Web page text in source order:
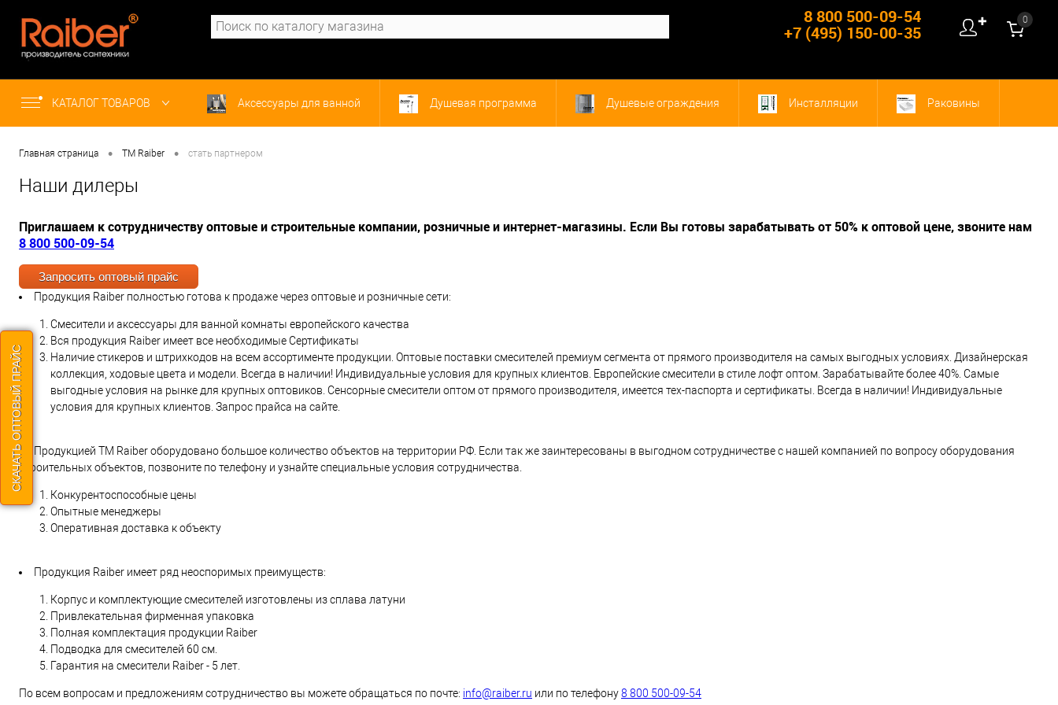
8 800 500-09-54
+7 (495) 150-00-35
✚ 0
КАТАЛОГ ТОВАРОВ Аксессуары для ванной Душевая программа Душевые ограждения Инсталляции Раковины
Смесители
Главная страница • ТМ Raiber • стать партнером
Наши дилеры
Приглашаем к сотрудничеству оптовые и строительные компании, розничные и интернет-магазины. Если Вы готовы зарабатывать от 50% к оптовой цене, звоните нам
8 800 500-09-54
Запросить оптовый прайс
Продукция Raiber полностью готова к продаже через оптовые и розничные сети:
Смесители и аксессуары для ванной комнаты европейского качества
Вся продукция Raiber имеет все необходимые Сертификаты
Наличие стикеров и штрихкодов на всем ассортименте продукции. Оптовые поставки смесителей премиум сегмента от прямого производителя на самых выгодных условиях. Дизайнерская
коллекция, ходовые цвета и модели. Всегда в наличии! Индивидуальные условия для крупных клиентов. Европейские смесители в стиле лофт оптом. Зарабатывайте более 40%. Самые
выгодные условия на рынке для крупных оптовиков. Сенсорные смесители оптом от прямого производителя, имеется тех-паспорта и сертификаты. Всегда в наличии! Индивидуальные
условия для крупных клиентов. Запрос прайса на сайте.
Продукцией ТМ Raiber оборудовано большое количество объектов на территории РФ. Если так же заинтересованы в выгодном сотрудничестве с нашей компанией по вопросу оборудования
строительных объектов, позвоните по телефону и узнайте специальные условия сотрудничества.
Конкурентоспособные цены
Опытные менеджеры
Оперативная доставка к объекту
Продукция Raiber имеет ряд неоспоримых преимуществ:
Корпус и комплектующие смесителей изготовлены из сплава латуни
Привлекательная фирменная упаковка
Полная комплектация продукции Raiber
Подводка для смесителей 60 см.
Гарантия на смесители Raiber - 5 лет.
По всем вопросам и предложениям сотрудничество вы можете обращаться по почте: info@raiber.ru или по телефону8 800 500-09-54
СКАЧАТЬ ОПТОВЫЙ ПРАЙС